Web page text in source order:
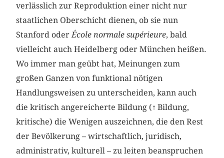
verlässlich zur Reproduktion einer nicht nur
staatlichen Oberschicht dienen, ob sie nun
Stanford oderÉcole normale supérieure, bald
vielleicht auch Heidelberg oder München heißen.
Wo immer man geübt hat, Meinungen zum
großen Ganzen von funktional nötigen
Handlungsweisen zu unterscheiden, kann auch
die kritisch angereicherte Bildung (↑Bildung,
kritische) die Wenigen auszeichnen, die den Rest
der Bevölkerung – wirtschaftlich, juridisch,
administrativ, kulturell – zu leiten beanspruchen